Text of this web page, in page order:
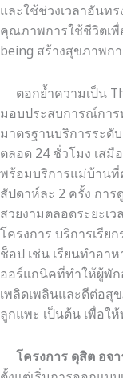
และใช้ช่วงเวลาอันท
คุณภาพการใช้ชีวิตเพื่
being สร้างสุขภาพก
ตอกย้ำความเป็น
มอบประสบการณ์กา
มาตรฐานบริการระดั
ตลอด 24 ชั่วโมง เส
พร้อมบริการแม่บ้าน
สัปดาห์ละ 2 ครั้ง กา
สวยงามตลอดระยะเ
โครงการ บริการเรีย
ช็อป เช่น เรียนทำอา
ออร์แกนิคที่ทำให้ผู้พัก
เพลิดเพลินและดีต่อสุ
ลูกแพะ เป็นต้น เพื่อใ
โครงการ ดุสิต อจ